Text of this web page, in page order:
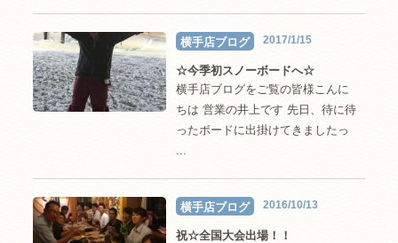
横手店ブログ 2017/1/15
☆今季初スノーボードへ☆
横手店ブログをご覧の皆様こんに
ちは 営業の井上です 先日、待に待
ったボードに出掛けてきましたっ
横手店ブログ 2016/10/13
祝☆全国大会出場！！